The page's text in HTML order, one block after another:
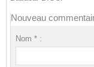
Nouveau
Nom * :